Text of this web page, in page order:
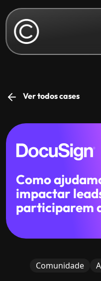
Ver todos cases
Como
impactar
participarem
Comunidade